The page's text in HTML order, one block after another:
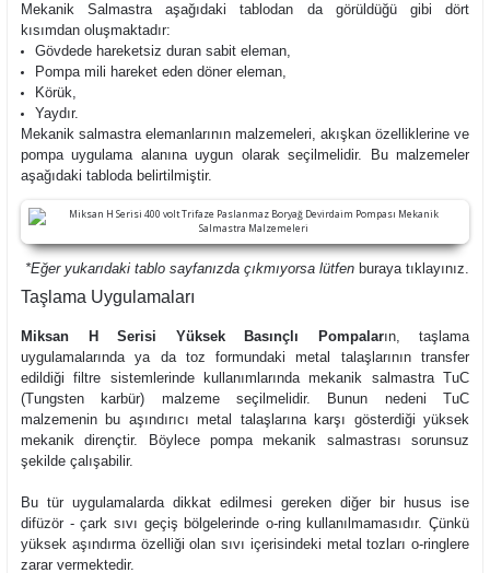
Mekanik Salmastra aşağıdaki tablodan da görüldüğü gibi dört
kısımdan oluşmaktadır:
Gövdede hareketsiz duran sabit eleman,
Pompa mili hareket eden döner eleman,
Körük,
Yaydır.
Mekanik salmastra elemanlarının malzemeleri, akışkan özelliklerine ve
pompa uygulama alanına uygun olarak seçilmelidir. Bu malzemeler
aşağıdaki tabloda belirtilmiştir.
*Eğer yukarıdaki tablo sayfanızda çıkmıyorsa lütfen burayatıklayınız.
Taşlama Uygulamaları
Miksan H Serisi Yüksek Basınçlı Pompaların, taşlama
uygulamalarında ya da toz formundaki metal talaşlarının transfer
edildiği filtre sistemlerinde kullanımlarında mekanik salmastra TuC
(Tungsten karbür) malzeme seçilmelidir. Bunun nedeni TuC
malzemenin bu aşındırıcı metal talaşlarına karşı gösterdiği yüksek
mekanik dirençtir. Böylece pompa mekanik salmastrası sorunsuz
şekilde çalışabilir.
Bu tür uygulamalarda dikkat edilmesi gereken diğer bir husus ise
difüzör - çark sıvı geçiş bölgelerinde o-ring kullanılmamasıdır. Çünkü
yüksek aşındırma özelliği olan sıvı içerisindeki metal tozları o-ringlere
zarar vermektedir.